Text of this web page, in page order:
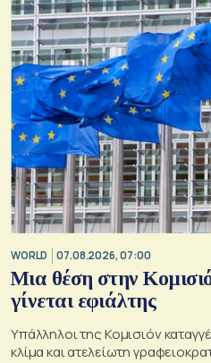
WORLD 07.08.2026, 07:00
Μια θέση στην
γίνεται εφιάλτης
Υπάλληλοι της Κομισιόν
κλίμα και ατελείωτη